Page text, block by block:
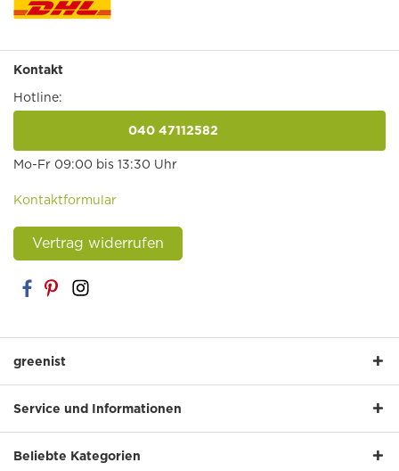
Kontakt
Hotline:
040 47112582
Mo-Fr 09:00 bis 13:30 Uhr
Kontaktformular
Vertrag widerrufen
greenist
Service und Informationen
Beliebte Kategorien